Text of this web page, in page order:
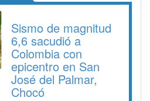
Sismo de magnitud
6,6 sacudió a
Colombia con
epicentro en San
José del Palmar,
Chocó